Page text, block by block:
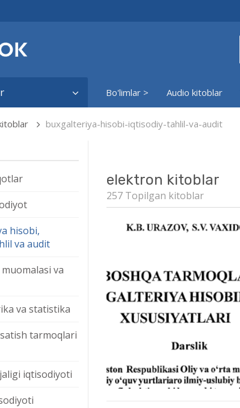
Bo'limlar > Audio kitoblar
buxgalteriya-hisobi-iqtisodiy-tahlil-va-audit
hisobi,
va audit
va
va statistika
tarmoqlari
iqtisodiyoti
elektron kitoblar
257 Topilgan kitoblar